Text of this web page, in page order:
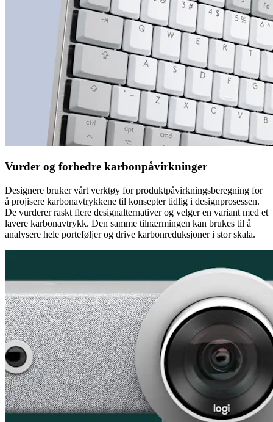
Vurder og forbedre karbonpåvirkninger
Designere bruker vårt verktøy for produktpåvirkningsberegning for
å projisere karbonavtrykkene til konsepter tidlig i designprosessen.
De vurderer raskt flere designalternativer og velger en variant med et
lavere karbonavtrykk. Den samme tilnærmingen kan brukes til å
analysere hele porteføljer og drive karbonreduksjoner i stor skala.